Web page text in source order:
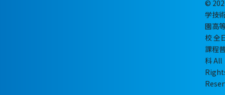
©
学技
園高
校 全
課程
科 All